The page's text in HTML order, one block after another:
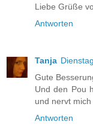
Liebe Grüße
Antworten
Tanja
Gute
Und den Pou
und nervt
Antworten